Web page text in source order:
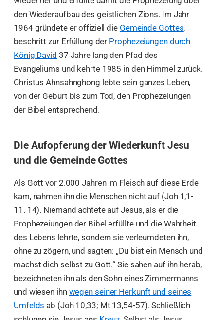
den Wiederaufbau des geistlichen Zions. Im Jahr
1964 gründete er offiziell die Gemeinde Gottes,
beschritt zur Erfüllung der Prophezeiungen durch
König David 37 Jahre lang den Pfad des
Evangeliums und kehrte 1985 in den Himmel zurück.
Christus Ahnsahnghong lebte sein ganzes Leben,
von der Geburt bis zum Tod, den Prophezeiungen
der Bibel entsprechend.
Die Aufopferung der Wiederkunft Jesu
und die Gemeinde Gottes
Als Gott vor 2.000 Jahren im Fleisch auf diese Erde
kam, nahmen ihn die Menschen nicht auf (Joh 1,1-
11. 14). Niemand achtete auf Jesus, als er die
Prophezeiungen der Bibel erfüllte und die Wahrheit
des Lebens lehrte, sondern sie verleumdeten ihn,
ohne zu zögern, und sagten: „Du bist ein Mensch und
machst dich selbst zu Gott.“ Sie sahen auf ihn herab,
bezeichneten ihn als den Sohn eines Zimmermanns
und wiesen ihn wegen seiner Herkunft und seines
Umfelds ab (Joh 10,33; Mt 13,54-57). Schließlich